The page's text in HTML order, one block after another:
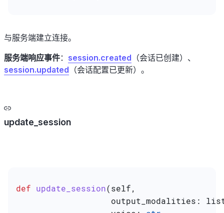
与服务端建立连接。
服务端响应事件： session.created （会话已创建）、
session.updated （会话配置已更新）。
update_session
def update_session(self,
                   output_modalities
: